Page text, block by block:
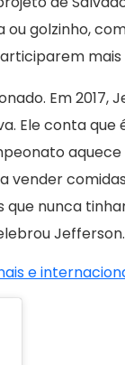
ou golzinho,
mais
Em 2017,
Ele conta que
vender
nunca
Jefferson.
e